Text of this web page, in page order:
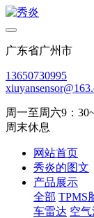
广东省广州市
13650730995
周一至周六9：
周末休息
网站首页
秀炎的图文
产品展示
全部 TPMS
车雷达 空